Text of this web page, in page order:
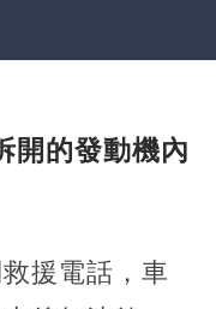
開的發動機內
援電話，車